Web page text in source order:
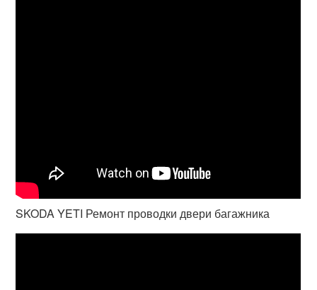
SKODA YETI Ремонт проводки двери багажника